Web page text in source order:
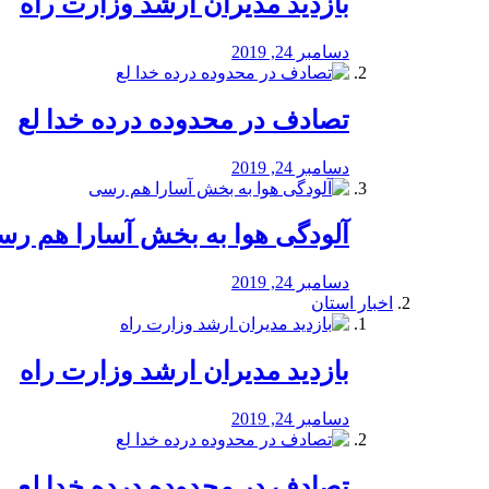
دسامبر 24, 2019
تصادف در محدوده درده خدا لع
دسامبر 24, 2019
آلودگی هوا به بخش آسارا هم
دسامبر 24, 2019
اخبار استان
بازدید مدیران ارشد وزارت راه
دسامبر 24, 2019